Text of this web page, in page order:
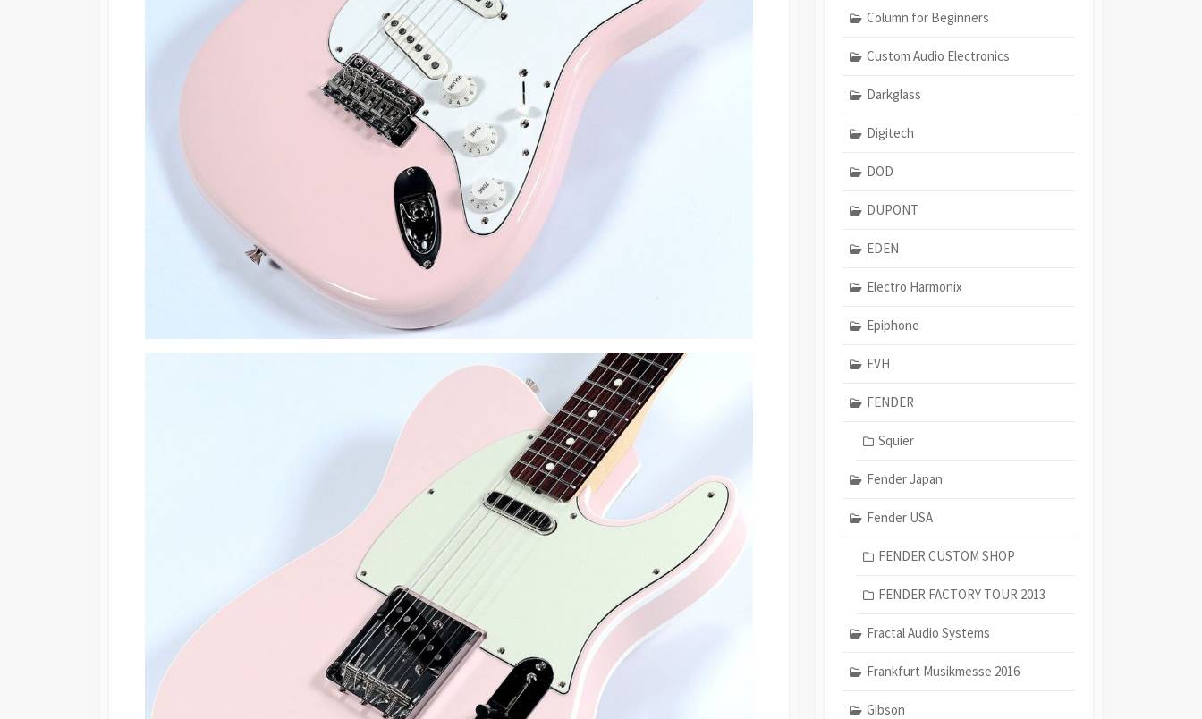
Column for Beginners
Custom Audio Electronics
Darkglass
Digitech
DOD
DUPONT
EDEN
Electro Harmonix
Epiphone
EVH
FENDER
Squier
Fender Japan
Fender USA
FENDER CUSTOM SHOP
FENDER FACTORY TOUR 2013
Fractal Audio Systems
Frankfurt Musikmesse 2016
Gibson